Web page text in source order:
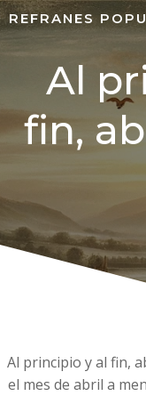
REFRANES
Al
fin,
Al principio y al fin,
el mes de abril a